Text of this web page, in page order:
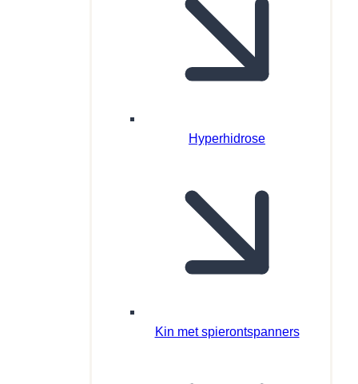
Hyperhidrose
Kin met spierontspanners